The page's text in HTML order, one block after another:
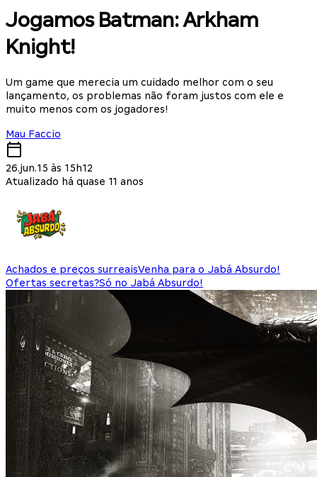
Jogamos Batman: Arkham
Knight!
Um game que merecia um cuidado melhor com o seu
lançamento, os problemas não foram justos com ele e
muito menos com os jogadores!
Mau Faccio
26.jun.15 às 15h12
Atualizado há quase 11 anos
Achados e preços surreaisVenha para o Jabá Absurdo!
Ofertas secretas?Só no Jabá Absurdo!